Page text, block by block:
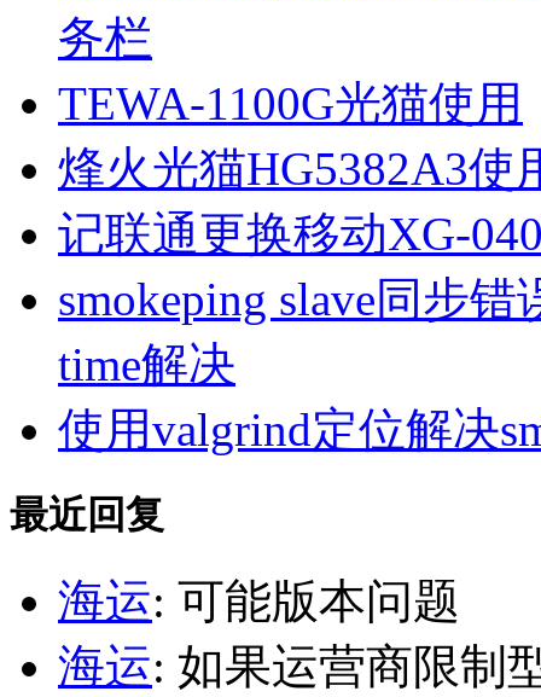
务栏
TEWA-1100G光猫使用
烽火光猫HG5382A3使
记联通更换移动XG-
smokeping slave同步错
time解决
使用valgrind定位解决
最近回复
海运: 可能版本问题
海运: 如果运营商限制